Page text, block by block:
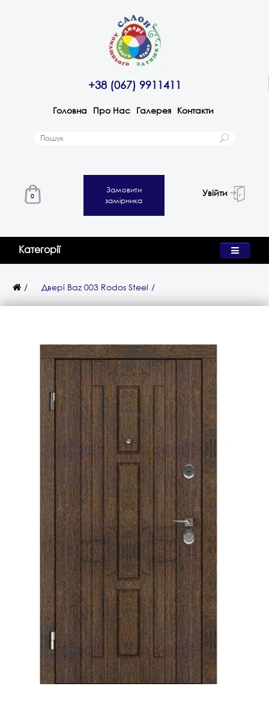
+38 (067) 9911411
Головна Про Нас Галерея Контакти
0
Замовити
замірника
Увійти
Категорії
Двері Baz 003 Rodos Steel